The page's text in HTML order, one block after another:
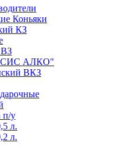
Коньяки
КЗ
ВЗ
АЛКО"
ВКЗ
п/у
л.
л.